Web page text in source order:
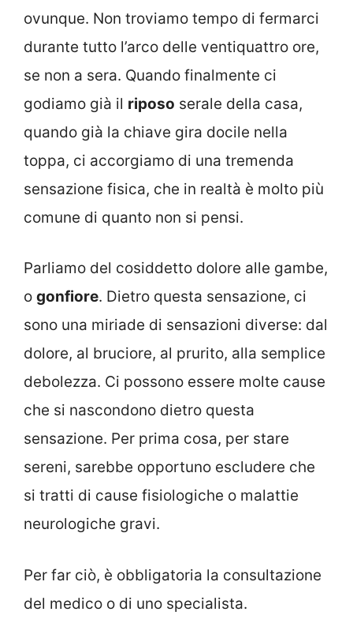
ovunque. Non troviamo tempo di fermarci
durante tutto l’arco delle ventiquattro ore,
se non a sera. Quando finalmente ci
godiamo già il riposo serale della casa,
quando già la chiave gira docile nella
toppa, ci accorgiamo di una tremenda
sensazione fisica, che in realtà è molto più
comune di quanto non si pensi.
Parliamo del cosiddetto dolore alle gambe,
o gonfiore. Dietro questa sensazione, ci
sono una miriade di sensazioni diverse: dal
dolore, al bruciore, al prurito, alla semplice
debolezza. Ci possono essere molte cause
che si nascondono dietro questa
sensazione. Per prima cosa, per stare
sereni, sarebbe opportuno escludere che
si tratti di cause fisiologiche o malattie
neurologiche gravi.
Per far ciò, è obbligatoria la consultazione
del medico o di uno specialista.